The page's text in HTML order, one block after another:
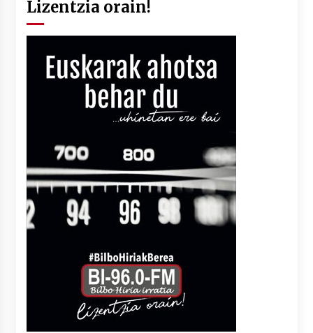
Lizentzia orain!